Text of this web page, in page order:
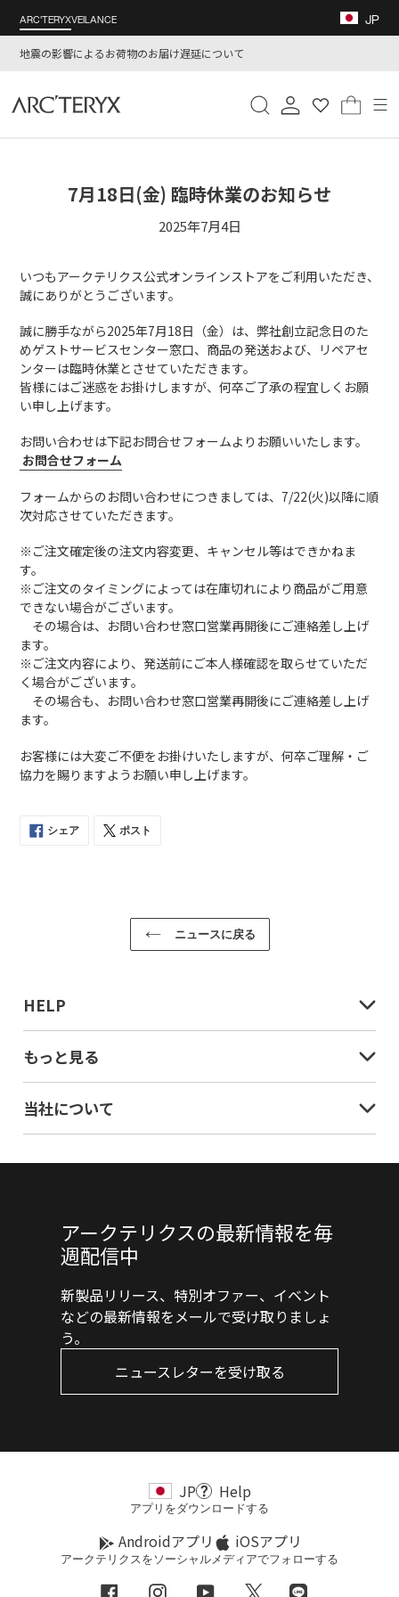
ARC'TERYXVEILANCE
地震の影響によるお荷物のお届け遅延について
JP
検索 ログイン カート
7月18日(金) 臨時休業のお知らせ
2025年7月4日
いつもアークテリクス公式オンラインストアをご利用いただき、
誠にありがとうございます。
誠に勝手ながら2025年7月18日（金）は、弊社創立記念日のた
めゲストサービスセンター窓口、商品の発送および、リペアセ
ンターは臨時休業とさせていただきます。
皆様にはご迷惑をお掛けしますが、何卒ご了承の程宜しくお願
い申し上げます。
お問い合わせは下記お問合せフォームよりお願いいたします。
お問合せフォーム
フォームからのお問い合わせにつきましては、7/22(火)以降に順
次対応させていただきます。
※ご注文確定後の注文内容変更、キャンセル等はできかねま
す。
※ご注文のタイミングによっては在庫切れにより商品がご用意
できない場合がございます。
その場合は、お問い合わせ窓口営業再開後にご連絡差し上げ
ます。
※ご注文内容により、発送前にご本人様確認を取らせていただ
く場合がございます。
その場合も、お問い合わせ窓口営業再開後にご連絡差し上げ
ます。
お客様には大変ご不便をお掛けいたしますが、何卒ご理解・ご
協力を賜りますようお願い申し上げます。
シェア
FACEBOOK ポスト
TWITTER
ニュースに戻る
HELP
もっと見る
当社について
アークテリクスの最新情報を毎
週配信中
新製品リリース、特別オファー、イベント
などの最新情報をメールで受け取りましょ
う。
ニュースレターを受け取る
アークテリクスをソーシャルメディアでフォローする
FacebookInstagramYouTube TwitterLINE
JP Help
アプリをダウンロードする
Androidアプリ iOSアプリ